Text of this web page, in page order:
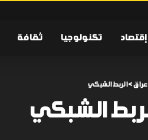
إقتصاد تكنولوجيا ثقافة
>الربط الشبكي
الشبكي